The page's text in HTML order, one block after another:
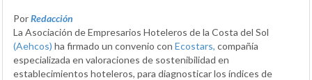
PorRedacción
La Asociación de Empresarios Hoteleros de la Costa del Sol
(Aehcos) ha firmado un convenio con Ecostars, compañía
especializada en valoraciones de sostenibilidad en
establecimientos hoteleros, para diagnosticar los índices de